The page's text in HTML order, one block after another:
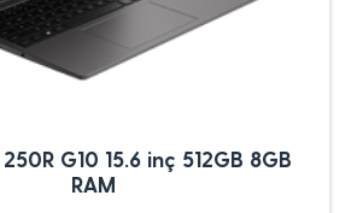
G10 15.6 inç 512GB 8GB
RAM